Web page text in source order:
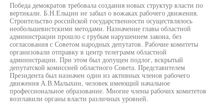
Победа демократов требовала создания новых структур власти по
вертикали. Б.Н.Ельцин не забыл о вожаках рабочего движения.
Строительство российской государственности осуществлялось
необольшевистскими методами. Назначение главы областной
администрации прошло с грубым нарушением закона, без
согласования с Советом народных депутатов. Рабочие комитеты
организовали отправку в центр телеграмм областной
администрации. При этом был допущен подлог, вскрытый
депутатской комиссией областного Совета. Представителем
Президента был назначен один из активных членов рабочего
движения А.В.Малыхин, человек имеющий начальное
профессиональное образование. Многие члены рабочих комитетов
возглавили органы власти различных уровней.